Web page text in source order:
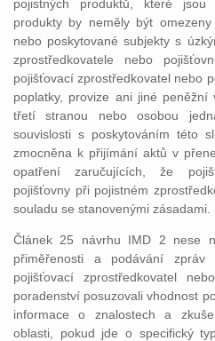
pojistných produktů, které
produkty by neměly být
nebo poskytované subjekty s
zprostředkovatele nebo
pojišťovací zprostředkovatel nebo
poplatky, provize ani jiné peněžní
třetí stranou nebo osobou
souvislosti s poskytováním této
zmocněna k přijímání aktů v
opatření zaručujících, že
pojišťovny při pojistném
souladu se stanovenými zásadami.
Článek 25 návrhu IMD 2 nese
přiměřenosti a podávání
pojišťovací zprostředkovatel
poradenství posuzovali vhodnost
informace o znalostech a
oblasti, pokud jde o specifický